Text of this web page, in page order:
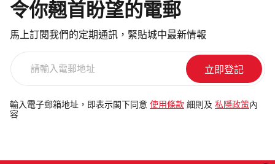
令你翹首盼望的電郵
馬上訂閱我們的定期通訊，緊貼城中最新情報
電
郵
輸入電子郵箱地址，即表示閣下同意 使用條款 細則及 私隱政策 內
容